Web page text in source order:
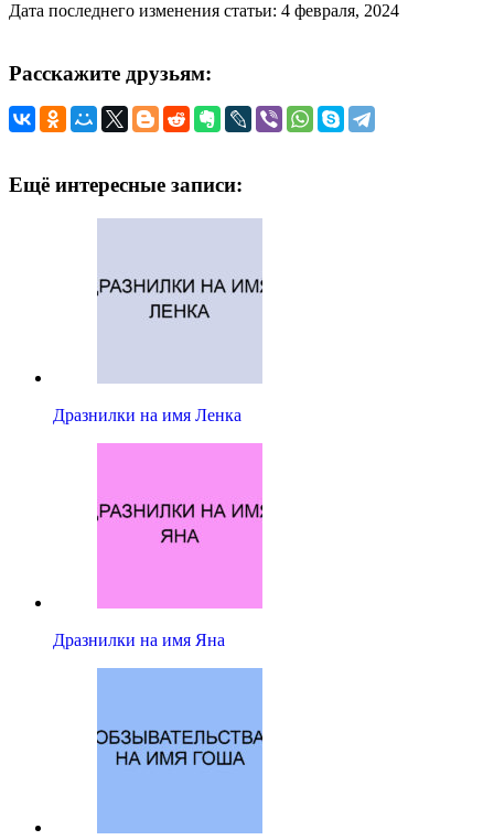
Дата последнего изменения статьи: 4 февраля, 2024
Расскажите друзьям:
Ещё интересные записи:
Дразнилки на имя Ленка
Дразнилки на имя Яна